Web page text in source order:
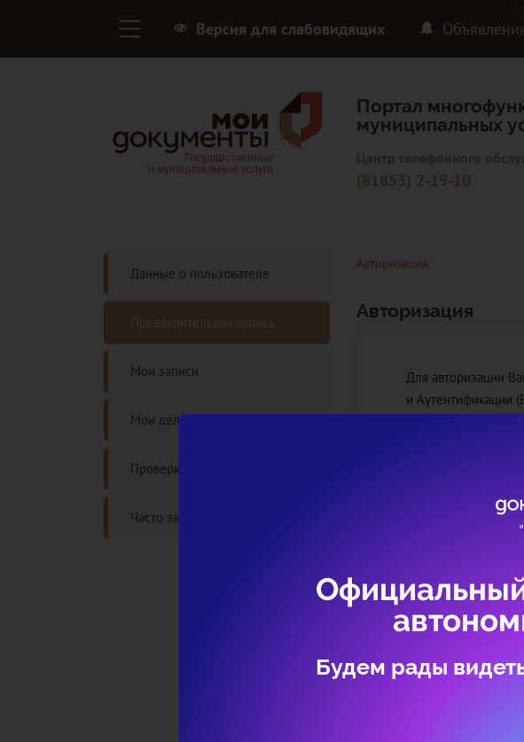
Будем рады
Версия для слабовидящих
Портал
муниципальных
Центр телефонного
(81853) 2-19-10
Данные о пользователе
Предварительная запись
Мои записи
Мои дела
Проверка статуса дела
Часто задаваемые вопросы
Авторизация
Авторизация
Для авторизации
и Аутентификации